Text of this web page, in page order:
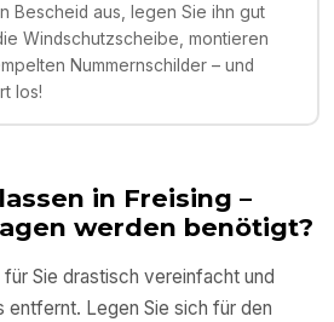
Bescheid aus, legen Sie ihn gut
Windschutzscheibe, montieren
Nummernschilder – und
los!
in Freising –
werden benötigt?
Sie drastisch vereinfacht und
entfernt. Legen Sie sich für den